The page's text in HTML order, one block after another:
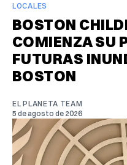
LOCALES
BOSTON
COMIENZA SU
FUTURAS
BOSTON
EL PLANETA TEAM
5 de agosto de 2026